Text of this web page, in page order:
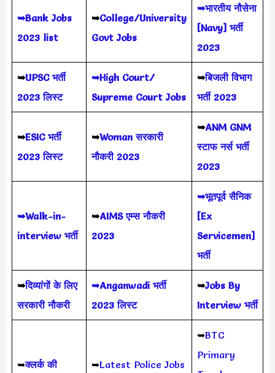
➥Bank Jobs
2023 list
➥College/University
Govt Jobs
➥भारतीय नौसेना
[Navy] भर्ती
2023
➥UPSC भर्ती
2023 लिस्ट
➥High Court/
Supreme Court Jobs
➥बिजली विभाग
भर्ती 2023
➥ESIC भर्ती
2023 लिस्ट
➥Woman सरकारी
नौकरी 2023
➥ANM GNM
स्टाफ नर्स भर्ती
2023
➥Walk-in-
interview भर्ती
➥AIMS एम्स नौकरी
2023
➥भूतपूर्व सैनिक
[Ex
Servicemen]
भर्ती
➥दिव्यांगों के लिए
सरकारी नौकरी
➥Anganwadi भर्ती
2023 लिस्ट
➥Jobs By
Interview भर्ती
➥क्लर्क की
➥Latest Police Jobs
➥BTC
Primary